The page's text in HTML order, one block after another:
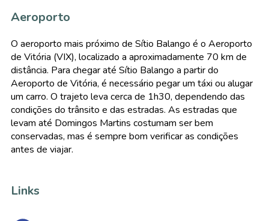
Aeroporto
O aeroporto mais próximo de Sítio Balango é o Aeroporto
de Vitória (VIX), localizado a aproximadamente 70 km de
distância. Para chegar até Sítio Balango a partir do
Aeroporto de Vitória, é necessário pegar um táxi ou alugar
um carro. O trajeto leva cerca de 1h30, dependendo das
condições do trânsito e das estradas. As estradas que
levam até Domingos Martins costumam ser bem
conservadas, mas é sempre bom verificar as condições
antes de viajar.
Links